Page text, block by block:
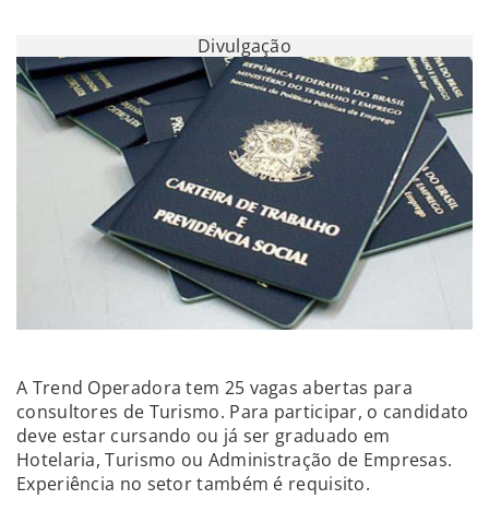
Divulgação
A Trend Operadora tem 25 vagas abertas para
consultores de Turismo. Para participar, o candidato
deve estar cursando ou já ser graduado em
Hotelaria, Turismo ou Administração de Empresas.
Experiência no setor também é requisito.